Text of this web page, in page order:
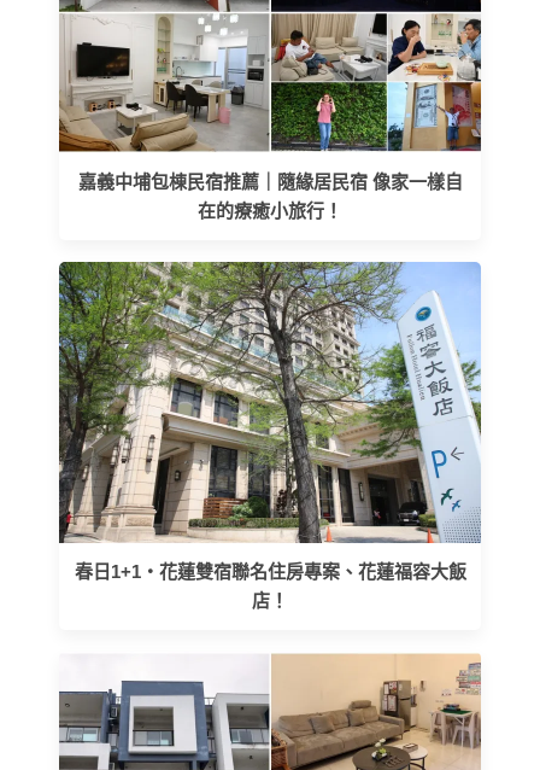
嘉義中埔包棟民宿推薦｜隨緣居民宿 像家一樣自
在的療癒小旅行！
春日1+1・花蓮雙宿聯名住房專案、花蓮福容大飯
店！